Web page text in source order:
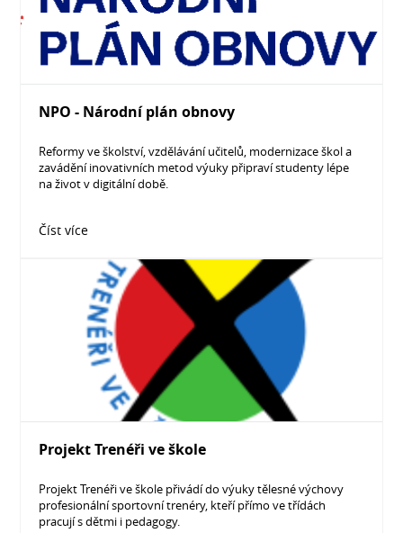
NPO - Národní plán obnovy
Reformy ve školství, vzdělávání učitelů, modernizace škol a
zavádění inovativních metod výuky připraví studenty lépe
na život v digitální době.
Číst více
Projekt Trenéři ve škole
Projekt Trenéři ve škole přivádí do výuky tělesné výchovy
profesionální sportovní trenéry, kteří přímo ve třídách
pracují s dětmi i pedagogy.